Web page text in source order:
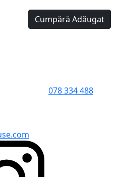
Cumpără Adăugat
078 334 488